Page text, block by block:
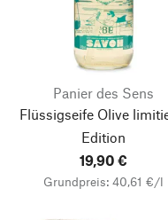
Panier des Sens
Flüssigseife Olive
Edition
19,90 €
Grundpreis: 40,61 €/l